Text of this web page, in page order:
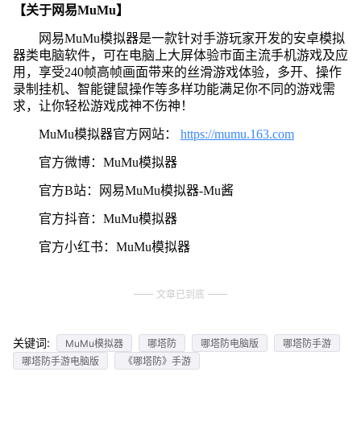
【关于网易MuMu】
网易MuMu模拟器是一款针对手游玩家开发的安卓模拟
器类电脑软件，可在电脑上大屏体验市面主流手机游戏及应
用，享受240帧高帧画面带来的丝滑游戏体验，多开、操作
录制挂机、智能键鼠操作等多样功能满足你不同的游戏需
求，让你轻松游戏成神不伤神！
MuMu模拟器官方网站： https://mumu.163.com
官方微博：MuMu模拟器
官方B站：网易MuMu模拟器-Mu酱
官方抖音：MuMu模拟器
官方小红书：MuMu模拟器
文章已到底
关键词: MuMu模拟器 哪塔防 哪塔防电脑版
哪塔防手游
哪塔防手游电脑版
《哪塔防》手游